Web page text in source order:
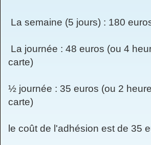
La semaine (5 jours) : 180
La journée : 48 euros (ou 4
carte)
½ journée : 35 euros (ou 2
carte)
le coût de l'adhésion est de 35